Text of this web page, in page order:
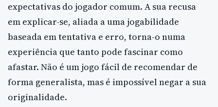
expectativas do jogador comum. A sua recusa
em explicar-se, aliada a uma jogabilidade
baseada em tentativa e erro, torna-o numa
experiência que tanto pode fascinar como
afastar. Não é um jogo fácil de recomendar de
forma generalista, mas é impossível negar a sua
originalidade.